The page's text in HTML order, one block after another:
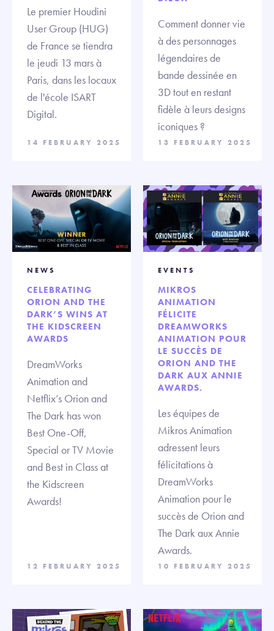
Le premier Houdini
User Group (HUG)
de France se tiendra
le jeudi 13 mars à
Paris, dans les locaux
de l'école ISART
Digital.
14 FEBRUARY 2025
Comment donner vie
à des personnages
légendaires de
bande dessinée en
3D tout en restant
fidèle à leurs designs
iconiques ?
13 FEBRUARY 2025
NEWS
CELEBRATING
ORION AND THE
DARK’S WINS AT
THE KIDSCREEN
AWARDS
DreamWorks
Animation and
Netflix’s Orion and
The Dark has won
Best One-Off,
Special or TV Movie
and Best in Class at
the Kidscreen
Awards!
12 FEBRUARY 2025
EVENTS
MIKROS
ANIMATION
FÉLICITE
DREAMWORKS
ANIMATION POUR
LE SUCCÈS DE
ORION AND THE
DARK AUX ANNIE
AWARDS.
Les équipes de
Mikros Animation
adressent leurs
félicitations à
DreamWorks
Animation pour le
succès de Orion and
The Dark aux Annie
Awards.
10 FEBRUARY 2025